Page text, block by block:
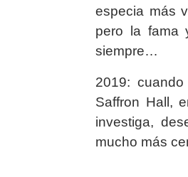
especia más
pero la fama
siempre…
2019:
Saffron Hall,
investiga,
mucho más